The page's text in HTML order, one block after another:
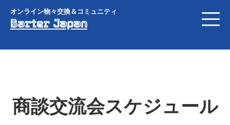
オンライン物々交換＆コミュニティ
Barter Japan
商談交流会スケジュール